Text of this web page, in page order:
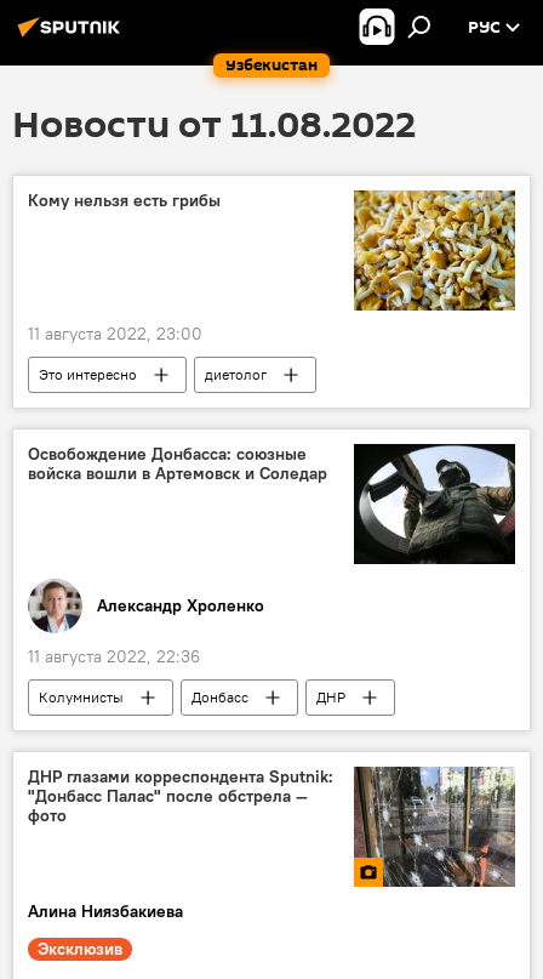
Узбекистан
РУС
Новости от 11.08.2022
Кому нельзя есть грибы
11 августа 2022, 23:00
Это интересно диетолог
Освобождение Донбасса: союзные
войска вошли в Артемовск и Соледар
Александр Хроленко
11 августа 2022, 22:36
Колумнисты Донбасс ДНР
ДНР глазами корреспондента Sputnik:
"Донбасс Палас" после обстрела —
фото
Алина Ниязбакиева
Эксклюзив